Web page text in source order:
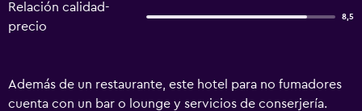
Relación calidad-
precio
8,5
Además de un restaurante, este hotel para no fumadores
cuenta con un bar o lounge y servicios de conserjería.